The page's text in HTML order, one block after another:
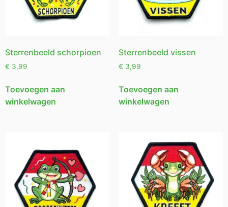
Sterrenbeeld schorpioen
€ 3,99
Toevoegen aan
winkelwagen
Sterrenbeeld vissen
€ 3,99
Toevoegen aan
winkelwagen